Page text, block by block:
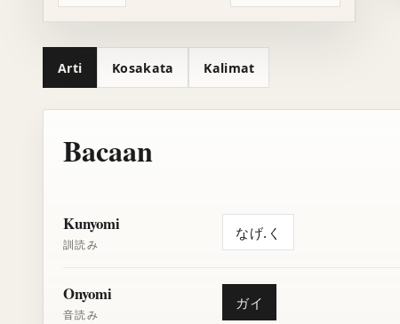
Arti Kosakata Kalimat
Bacaan
Kunyomi
訓読み
なげ.く
Onyomi
音読み
ガイ